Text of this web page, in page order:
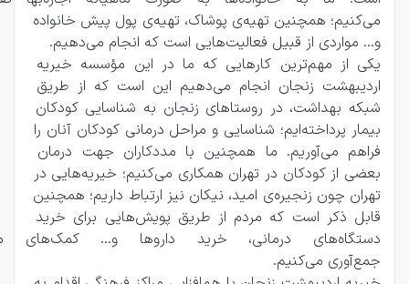
می‌کنیم؛ همچنین تهیه‌ی پوشاک، تهیه‌ی پول پیش خانواده
و… مواردی از قبیل فعالیت‌هایی است که انجام می‌دهیم.
یکی از مهم‌ترین کارهایی که ما در این مؤسسه خیریه
اردیبهشت زنجان انجام می‌دهیم این است که از طریق
شبکه بهداشت، در روستاهای زنجان به شناسایی کودکان
بیمار پرداخته‌ایم؛ شناسایی و مراحل درمانی کودکان آنان را
فراهم می‌آوریم. ما همچنین با مددکاران جهت درمان
بعضی از کودکان در تهران همکاری می‌کنیم؛ خیریه‌هایی در
تهران چون زنجیره‌ی امید، نیکان نیز ارتباط داریم؛ همچنین
قابل ذکر است که مردم از طریق پویش‌هایی برای خرید
دستگاه‌های درمانی، خرید
جمع‌آوری می‌کنیم.